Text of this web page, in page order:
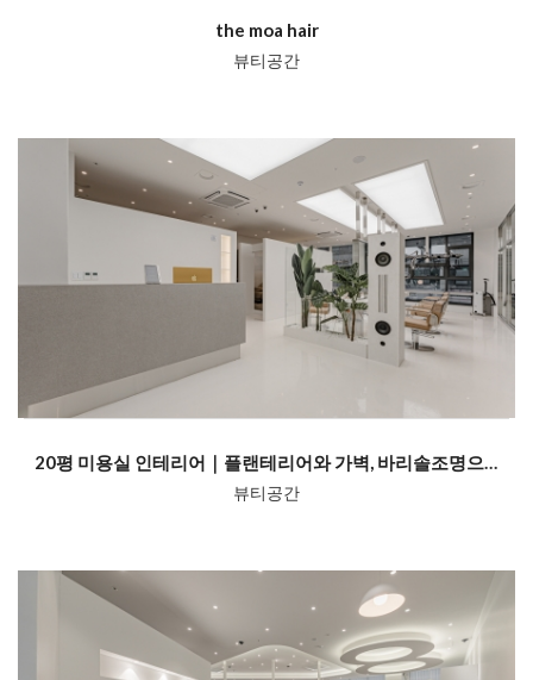
the moa hair
뷰티공간
20평 미용실 인테리어｜플랜테리어와 가벽, 바리솔조명으로 완성한 프리미엄...
뷰티공간